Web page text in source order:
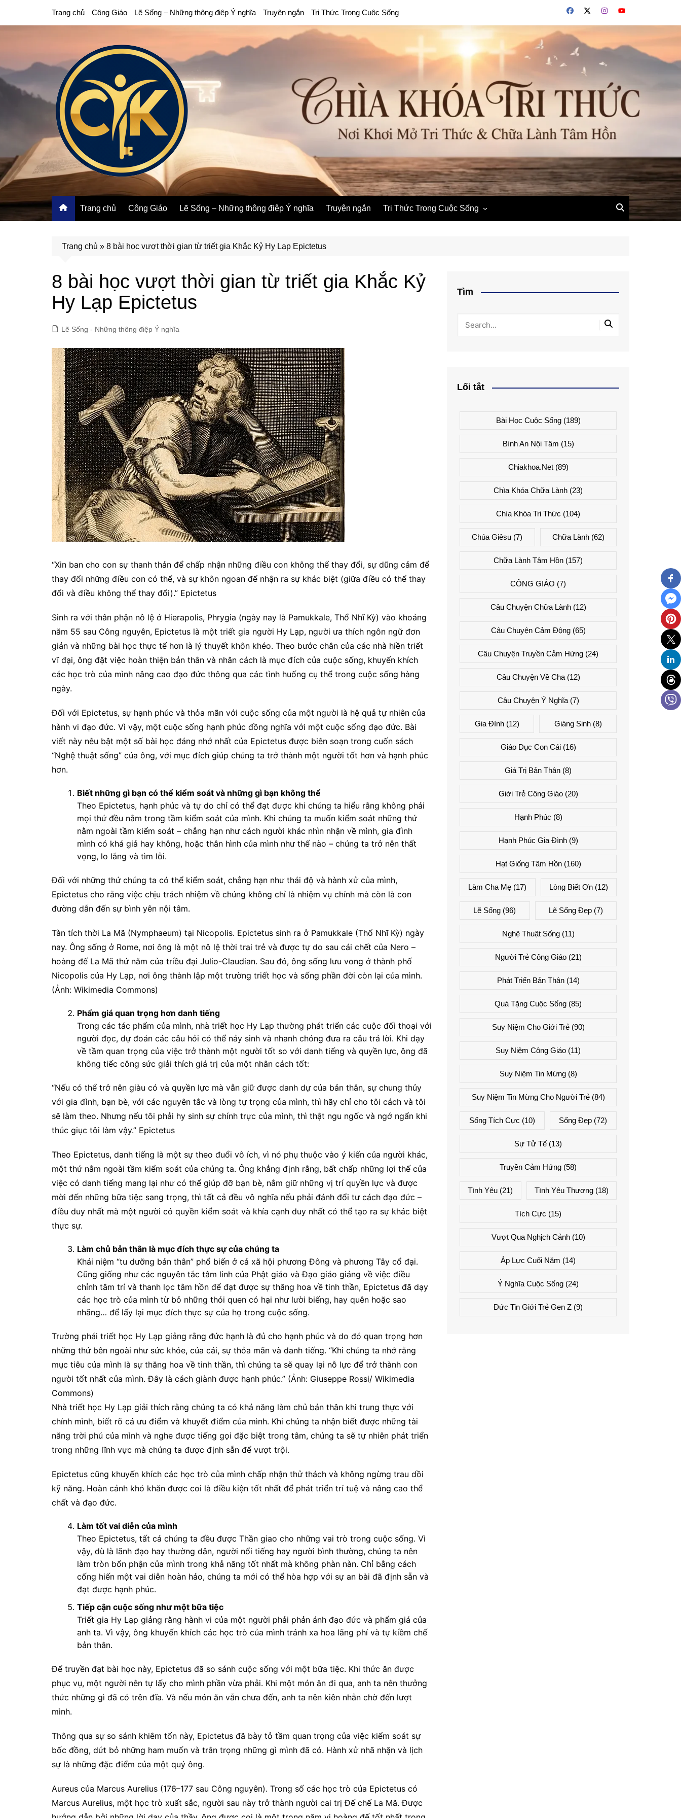
Trang chủ Công Giáo Lẽ Sống – Những thông điệp Ý nghĩa Truyện ngắn Tri Thức Trong Cuộc Sống
Trang chủ Công Giáo Lẽ Sống – Những thông điệp Ý nghĩa Truyện ngắn Tri Thức Trong Cuộc Sống
Trang chủ » 8 bài học vượt thời gian từ triết gia Khắc Kỷ Hy Lạp Epictetus
8 bài học vượt thời gian từ triết gia Khắc Kỷ
Hy Lạp Epictetus
Lẽ Sống - Những thông điệp Ý nghĩa
“Xin ban cho con sự thanh thản để chấp nhận những điều con không thể thay đổi, sự dũng cảm để
thay đổi những điều con có thể, và sự khôn ngoan để nhận ra sự khác biệt (giữa điều có thể thay
đổi và điều không thể thay đổi).” Epictetus
Sinh ra với thân phận nô lệ ở Hierapolis, Phrygia (ngày nay là Pamukkale, Thổ Nhĩ Kỳ) vào khoảng
năm 55 sau Công nguyên, Epictetus là một triết gia người Hy Lạp, người ưa thích ngôn ngữ đơn
giản và những bài học thực tế hơn là lý thuyết khôn khéo. Theo bước chân của các nhà hiền triết
vĩ đại, ông đặt việc hoàn thiện bản thân và nhân cách là mục đích của cuộc sống, khuyến khích
các học trò của mình nâng cao đạo đức thông qua các tình huống cụ thể trong cuộc sống hàng
ngày.
Đối với Epictetus, sự hạnh phúc và thỏa mãn với cuộc sống của một người là hệ quả tự nhiên của
hành vi đạo đức. Vì vậy, một cuộc sống hạnh phúc đồng nghĩa với một cuộc sống đạo đức. Bài
viết này nêu bật một số bài học đáng nhớ nhất của Epictetus được biên soạn trong cuốn sách
“Nghệ thuật sống” của ông, với mục đích giúp chúng ta trở thành một người tốt hơn và hạnh phúc
hơn.
Biết những gì bạn có thể kiểm soát và những gì bạn không thể
Theo Epictetus, hạnh phúc và tự do chỉ có thể đạt được khi chúng ta hiểu rằng không phải
mọi thứ đều nằm trong tầm kiểm soát của mình. Khi chúng ta muốn kiểm soát những thứ
nằm ngoài tầm kiểm soát – chẳng hạn như cách người khác nhìn nhận về mình, gia đình
mình có khá giả hay không, hoặc thân hình của mình như thế nào – chúng ta trở nên thất
vọng, lo lắng và tìm lỗi.
Đối với những thứ chúng ta có thể kiểm soát, chẳng hạn như thái độ ​​và hành xử của mình,
Epictetus cho rằng việc chịu trách nhiệm về chúng không chỉ là nhiệm vụ chính mà còn là con
đường dẫn đến sự bình yên nội tâm.
Tàn tích thời La Mã (Nymphaeum) tại Nicopolis. Epictetus sinh ra ở Pamukkale (Thổ Nhĩ Kỳ) ngày
nay. Ông sống ở Rome, nơi ông là một nô lệ thời trai trẻ và được tự do sau cái chết của Nero –
hoàng đế La Mã thứ năm của triều đại Julio-Claudian. Sau đó, ông sống lưu vong ở thành phố
Nicopolis của Hy Lạp, nơi ông thành lập một trường triết học và sống phần đời còn lại của mình.
(Ảnh: Wikimedia Commons)
Phẩm giá quan trọng hơn danh tiếng
Trong các tác phẩm của mình, nhà triết học Hy Lạp thường phát triển các cuộc đối thoại với
người đọc, dự đoán các câu hỏi có thể nảy sinh và nhanh chóng đưa ra câu trả lời. Khi dạy
về tầm quan trọng của việc trở thành một người tốt so với danh tiếng và quyền lực, ông đã
không tiếc công sức giải thích giá trị của một nhân cách tốt:
“Nếu có thể trở nên giàu có và quyền lực mà vẫn giữ được danh dự của bản thân, sự chung thủy
với gia đình, bạn bè, với các nguyên tắc và lòng tự trọng của mình, thì hãy chỉ cho tôi cách và tôi
sẽ làm theo. Nhưng nếu tôi phải hy sinh sự chính trực của mình, thì thật ngu ngốc và ngớ ngẩn khi
thúc giục tôi làm vậy.” Epictetus
Theo Epictetus, danh tiếng là một sự theo đuổi vô ích, vì nó phụ thuộc vào ý kiến ​​của người khác,
một thứ nằm ngoài tầm kiểm soát của chúng ta. Ông khẳng định rằng, bất chấp những lợi thế của
việc có danh tiếng mang lại như có thể giúp đỡ bạn bè, nắm giữ những vị trí quyền lực và được
mời đến những bữa tiệc sang trọng, thì tất cả đều vô nghĩa nếu phải đánh đổi tư cách đạo đức –
điều duy nhất mà một người có quyền kiểm soát và khía cạnh duy nhất có thể tạo ra sự khác biệt
thực sự.
Làm chủ bản thân là mục đích thực sự của chúng ta
Khái niệm “tu dưỡng bản thân” phổ biến ở cả xã hội phương Đông và phương Tây cổ đại.
Cũng giống như các nguyên tắc tâm linh của Phật giáo và Đạo giáo giảng về việc điều
chỉnh tâm trí và thanh lọc tâm hồn để đạt được sự thăng hoa về tinh thần, Epictetus đã dạy
các học trò của mình từ bỏ những thói quen có hại như lười biếng, hay quên hoặc sao
nhãng… để lấy lại mục đích thực sự của họ trong cuộc sống.
Trường phái triết học Hy Lạp giảng rằng đức hạnh là đủ cho hạnh phúc và do đó quan trọng hơn
những thứ bên ngoài như sức khỏe, của cải, sự thỏa mãn và danh tiếng. “Khi chúng ta nhớ rằng
mục tiêu của mình là sự thăng hoa về tinh thần, thì chúng ta sẽ quay lại nỗ lực để trở thành con
người tốt nhất của mình. Đây là cách giành được hạnh phúc.” (Ảnh: Giuseppe Rossi/ Wikimedia
Commons)
Nhà triết học Hy Lạp giải thích rằng chúng ta có khả năng làm chủ bản thân khi trung thực với
chính mình, biết rõ cả ưu điểm và khuyết điểm của mình. Khi chúng ta nhận biết được những tài
năng trời phú của mình và nghe được tiếng gọi đặc biệt trong tâm, chúng ta sẽ tự nhiên phát triển
trong những lĩnh vực mà chúng ta được định sẵn để vượt trội.
Epictetus cũng khuyến khích các học trò của mình chấp nhận thử thách và không ngừng trau dồi
kỹ năng. Hoàn cảnh khó khăn được coi là điều kiện tốt nhất để phát triển trí tuệ và nâng cao thể
chất và đạo đức.
Làm tốt vai diễn của mình
Theo Epictetus, tất cả chúng ta đều được Thần giao cho những vai trò trong cuộc sống. Vì
vậy, dù là lãnh đạo hay thường dân, người nổi tiếng hay người bình thường, chúng ta nên
làm tròn bổn phận của mình trong khả năng tốt nhất mà không phàn nàn. Chỉ bằng cách
cống hiến một vai diễn hoàn hảo, chúng ta mới có thể hòa hợp với sự an bài đã định sẵn và
đạt được hạnh phúc.
Tiếp cận cuộc sống như một bữa tiệc
Triết gia Hy Lạp giảng rằng hành vi của một người phải phản ánh đạo đức và phẩm giá của
anh ta. Vì vậy, ông khuyến khích các học trò của mình tránh xa hoa lãng phí và tự kiềm chế
bản thân.
Để truyền đạt bài học này, Epictetus đã so sánh cuộc sống với một bữa tiệc. Khi thức ăn được
phục vụ, một người nên tự lấy cho mình phần vừa phải. Khi một món ăn đi qua, anh ta nên thưởng
thức những gì đã có trên đĩa. Và nếu món ăn vẫn chưa đến, anh ta nên kiên nhẫn chờ đến lượt
mình.
Thông qua sự so sánh khiêm tốn này, Epictetus đã bày tỏ tầm quan trọng của việc kiểm soát sự
bốc đồng, dứt bỏ những ham muốn và trân trọng những gì mình đã có. Hành xử nhã nhặn và lịch
sự là những đặc điểm của một quý ông.
Aureus của Marcus Aurelius (176–177 sau Công nguyên). Trong số các học trò của Epictetus có
Marcus Aurelius, một học trò xuất sắc, người sau này trở thành người cai trị Đế chế La Mã. Được
Tìm
Lối tắt
Bài Học Cuộc Sống(189)
Bình An Nội Tâm (15)
Chiakhoa.net(89)
Chìa Khóa Chữa Lành (23)
Chìa Khóa Tri Thức (104)
Chúa Giêsu (7) Chữa Lành(62)
Chữa Lành Tâm Hồn (157)
CÔNG GIÁO (7)
Câu Chuyện Chữa Lành(12)
Câu Chuyện Cảm Động(65)
Câu Chuyện Truyền Cảm Hứng (24)
Câu Chuyện Về Cha(12)
Câu Chuyện Ý Nghĩa(7)
Gia Đình(12) Giáng Sinh(8)
Giáo Dục Con Cái(16)
Giá Trị Bản Thân (8)
Giới Trẻ Công Giáo(20)
Hạnh Phúc (8)
Hạnh Phúc Gia Đình(9)
Hạt Giống Tâm Hồn(160)
Làm Cha Mẹ (17) Lòng Biết Ơn(12)
Lẽ Sống (96) Lẽ Sống Đẹp(7)
Nghệ Thuật Sống(11)
Người Trẻ Công Giáo(21)
Phát Triển Bản Thân(14)
Quà Tặng Cuộc Sống (85)
Suy Niệm Cho Giới Trẻ(90)
Suy Niệm Công Giáo (11)
Suy Niệm Tin Mừng(8)
Suy Niệm Tin Mừng Cho Người Trẻ(84)
Sống Tích Cực (10) Sống Đẹp (72)
Sự Tử Tế (13)
Truyền Cảm Hứng (58)
Tình Yêu (21) Tình Yêu Thương(18)
Tích Cực (15)
Vượt Qua Nghịch Cảnh(10)
Áp Lực Cuối Năm (14)
Ý Nghĩa Cuộc Sống (24)
Đức Tin Giới Trẻ Gen Z (9)